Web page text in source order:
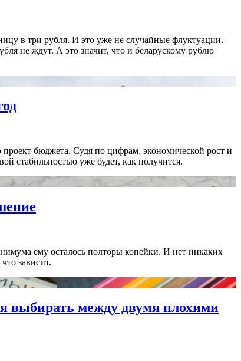
в три рубля. И это уже не случайные флуктуации.
не ждут. А это значит, что и беларускому рублю
бюджета. Судя по цифрам, экономической рост и
стабильностью уже будет, как получится.
ему осталось полторы копейки. И нет никаких
зависит.
выбирать между двумя плохими